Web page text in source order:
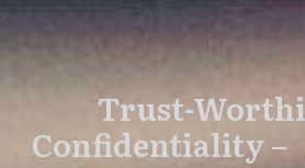
Trust-
Confidentiality